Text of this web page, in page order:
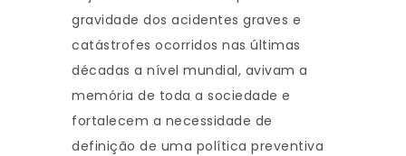
gravidade dos acidentes graves e
catástrofes ocorridos nas últimas
décadas a nível mundial, avivam a
memória de toda a sociedade e
fortalecem a necessidade de
definição de uma política preventiva